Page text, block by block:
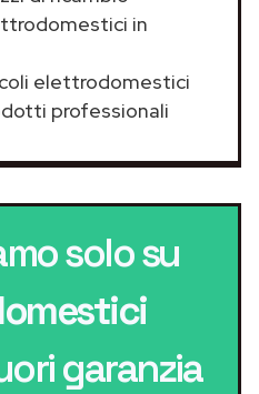
in
elettrodomestici
professionali
solo su
garanzia